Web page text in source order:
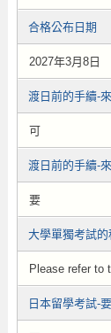
合格公布日期
2027年3月8日
渡日前的手續-
可
渡日前的手續-
要
大學單獨考試的
Please refer to
日本留學考試-